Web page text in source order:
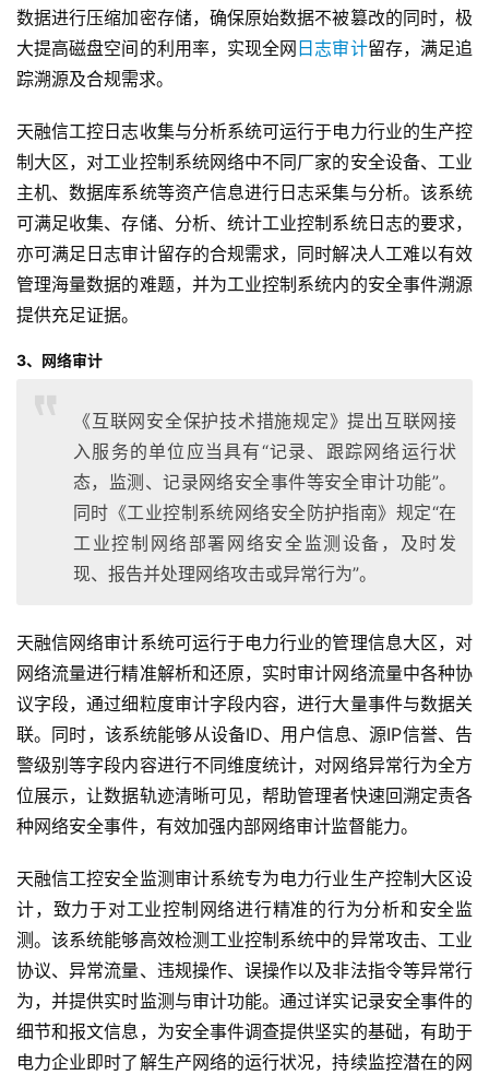
数据进行压缩加密存储，确保原始数据不被篡改的同时，极
大提高磁盘空间的利用率，实现全网 日志审计留存，满足追
踪溯源及合规需求。
天融信工控日志收集与分析系统可运行于电力行业的生产控
制大区，对工业控制系统网络中不同厂家的安全设备、工业
主机、数据库系统等资产信息进行日志采集与分析。该系统
可满足收集、存储、分析、统计工业控制系统日志的要求，
亦可满足日志审计留存的合规需求，同时解决人工难以有效
管理海量数据的难题，并为工业控制系统内的安全事件溯源
提供充足证据。
3、网络审计
《互联网安全保护技术措施规定》提出互联网接
入服务的单位应当具有“记录、跟踪网络运行状
态，监测、记录网络安全事件等安全审计功能”。
同时《工业控制系统网络安全防护指南》规定“在
工业控制网络部署网络安全监测设备，及时发
现、报告并处理网络攻击或异常行为”。
天融信网络审计系统可运行于电力行业的管理信息大区，对
网络流量进行精准解析和还原，实时审计网络流量中各种协
议字段，通过细粒度审计字段内容，进行大量事件与数据关
联。同时，该系统能够从设备ID、用户信息、源IP信誉、告
警级别等字段内容进行不同维度统计，对网络异常行为全方
位展示，让数据轨迹清晰可见，帮助管理者快速回溯定责各
种网络安全事件，有效加强内部网络审计监督能力。
天融信工控安全监测审计系统专为电力行业生产控制大区设
计，致力于对工业控制网络进行精准的行为分析和安全监
测。该系统能够高效检测工业控制系统中的异常攻击、工业
协议、异常流量、违规操作、误操作以及非法指令等异常行
为，并提供实时监测与审计功能。通过详实记录安全事件的
细节和报文信息，为安全事件调查提供坚实的基础，有助于
电力企业即时了解生产网络的运行状况，持续监控潜在的网